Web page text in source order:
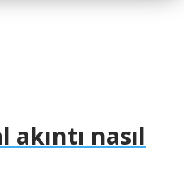
akıntı nasıl